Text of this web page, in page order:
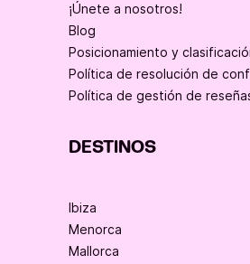
¡Únete a nosotros!
Blog
Posicionamiento y
Política de resolución de
Política de gestión de
DESTINOS
Ibiza
Menorca
Mallorca